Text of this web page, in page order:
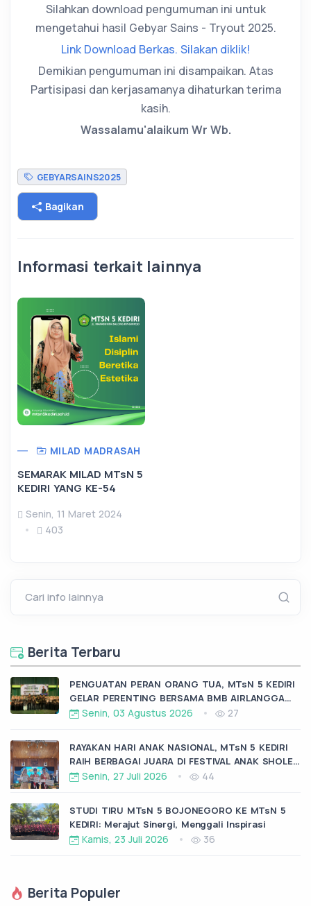
Silahkan download pengumuman ini untuk
mengetahui hasil Gebyar Sains - Tryout 2025.
Link Download Berkas. Silakan diklik!
Demikian pengumuman ini disampaikan. Atas
Partisipasi dan kerjasamanya dihaturkan terima
kasih.
Wassalamu'alaikum Wr Wb.
GEBYARSAINS2025
Bagikan
Informasi terkait lainnya
MILAD MADRASAH
SEMARAK MILAD MTsN 5
KEDIRI YANG KE-54
Senin, 11 Maret 2024
403
Cari info lainnya
Berita Terbaru
PENGUATAN PERAN ORANG TUA, MTsN 5 KEDIRI
GELAR PERENTING BERSAMA BMB AIRLANGGA
KRASSenin, 03 Agustus 2026 27
RAYAKAN HARI ANAK NASIONAL, MTsN 5 KEDIRI
RAIH BERBAGAI JUARA DI FESTIVAL ANAK SHOLEH
KABUPATEN KEDIRI
Senin, 27 Juli 2026 44
STUDI TIRU MTsN 5 BOJONEGORO KE MTsN 5
KEDIRI: Merajut Sinergi, Menggali Inspirasi
Kamis, 23 Juli 2026 36
Berita Populer